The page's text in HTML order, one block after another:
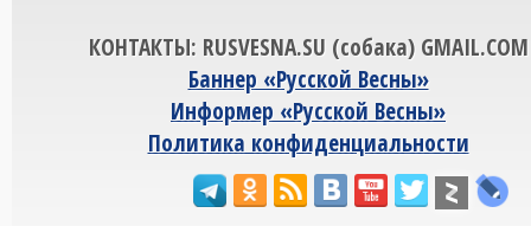
КОНТАКТЫ: RUSVESNA.SU (собака) GMAIL.COM
Баннер «Русской Весны»
Информер «Русской Весны»
Политика конфиденциальности